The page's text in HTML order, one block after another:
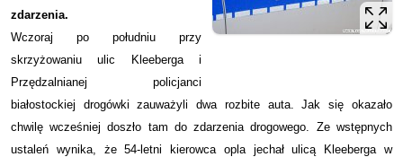
zdarzenia.
Wczoraj po południu przy
skrzyżowaniu ulic Kleeberga i
Przędzalnianej policjanci
białostockiej drogówki zauważyli dwa rozbite auta. Jak się okazało
chwilę wcześniej doszło tam do zdarzenia drogowego. Ze wstępnych
ustaleń wynika, że 54-letni kierowca opla jechał ulicą Kleeberga w